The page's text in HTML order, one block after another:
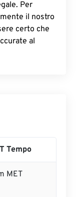
Per
il nostro
certo che
al
Tempo
MET